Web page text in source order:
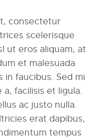
consectetur
scelerisque
ut eros aliquam, at
et malesuada
in faucibus. Sed mi
facilisis et ligula.
ac justo nulla.
erat dapibus,
tempus